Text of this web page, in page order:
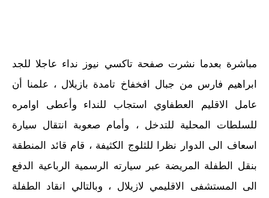
مباشرة بعدما نشرت صفحة تاكسي نيوز نداء عاجلا للجد
ابراهيم فارس من جبال افخفاخ تامدة بازيلال ، علمنا أن
عامل الاقليم العطفاوي استجاب للنداء وأعطى اوامره
للسلطات المحلية للتدخل ، وأمام صعوبة انتقال سيارة
اسعاف الى الدوار نظرا للثلوج الكثيفة ، قام قائد المنطقة
بنقل الطفلة المريضة عبر سيارته الرسمية الرباعية الدفع
الى المستشفى الاقليمي لازيلال ، وبالتالي انقاد الطفلة